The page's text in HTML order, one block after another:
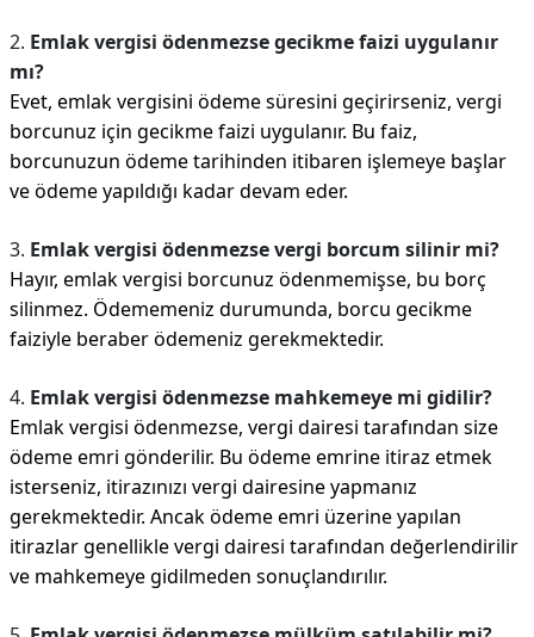
2. Emlak vergisi ödenmezse gecikme faizi uygulanır
mı?
Evet, emlak vergisini ödeme süresini geçirirseniz, vergi
borcunuz için gecikme faizi uygulanır. Bu faiz,
borcunuzun ödeme tarihinden itibaren işlemeye başlar
ve ödeme yapıldığı kadar devam eder.
3. Emlak vergisi ödenmezse vergi borcum silinir mi?
Hayır, emlak vergisi borcunuz ödenmemişse, bu borç
silinmez. Ödememeniz durumunda, borcu gecikme
faiziyle beraber ödemeniz gerekmektedir.
4. Emlak vergisi ödenmezse mahkemeye mi gidilir?
Emlak vergisi ödenmezse, vergi dairesi tarafından size
ödeme emri gönderilir. Bu ödeme emrine itiraz etmek
isterseniz, itirazınızı vergi dairesine yapmanız
gerekmektedir. Ancak ödeme emri üzerine yapılan
itirazlar genellikle vergi dairesi tarafından değerlendirilir
ve mahkemeye gidilmeden sonuçlandırılır.